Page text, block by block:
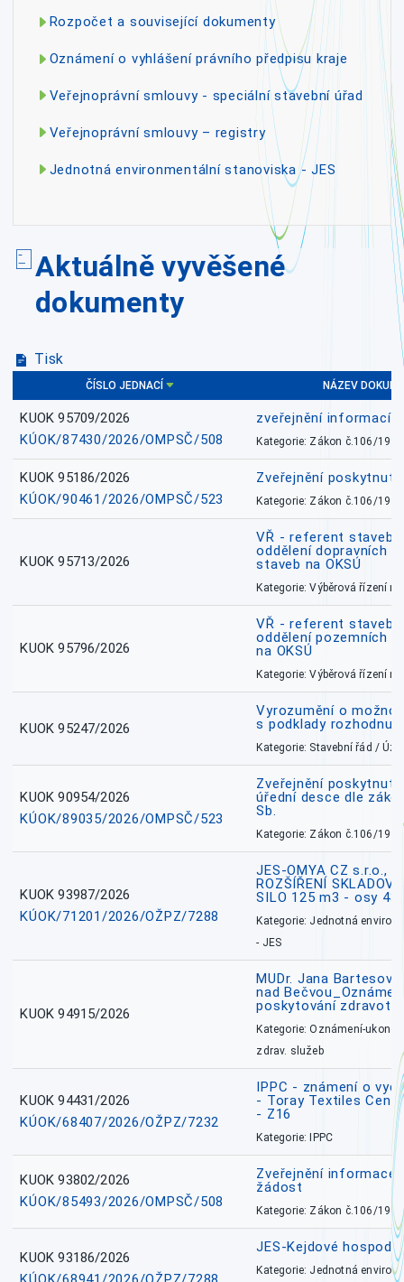
Rozpočet a související dokumenty
Oznámení o vyhlášení právního předpisu kraje
Veřejnoprávní smlouvy - speciální stavební úřad
Veřejnoprávní smlouvy – registry
Jednotná environmentální stanoviska - JES
Aktuálně vyvěšené
dokumenty
Tisk
ČÍSLO JEDNACÍ NÁZEV
KUOK 95709/2026
KÚOK/87430/2026/OMPSČ/508
zveřejnění informací
Kategorie: Zákon č.106/1999
KUOK 95186/2026
KÚOK/90461/2026/OMPSČ/523
Zveřejnění
Kategorie: Zákon č.106/1999
KUOK 95713/2026
VŘ - referent
oddělení dopravních
staveb na OKSÚ
Kategorie: Výběrová řízení
KUOK 95796/2026
VŘ - referent
oddělení pozemních
na OKSÚ
Kategorie: Výběrová řízení
KUOK 95247/2026
Vyrozumění o
s podklady rozhodnutí
Kategorie: Stavební řád /
KUOK 90954/2026
KÚOK/89035/2026/OMPSČ/523
Zveřejnění
úřední desce dle
Sb.
Kategorie: Zákon č.106/1999
KUOK 93987/2026
KÚOK/71201/2026/OŽPZ/7288
JES-OMYA CZ s.r.o.,
ROZŠÍŘENÍ
SILO 125 m3 - osy
Kategorie: Jednotná
- JES
KUOK 94915/2026
MUDr. Jana
nad
poskytování
Kategorie: Oznámení-
zdrav. služeb
KUOK 94431/2026
KÚOK/68407/2026/OŽPZ/7232
IPPC - známení o
- Toray Textiles
- Z16
Kategorie: IPPC
KUOK 93802/2026
KÚOK/85493/2026/OMPSČ/508
Zveřejnění informace
žádost
Kategorie: Zákon č.106/1999
KUOK 93186/2026
JES-Kejdové
Kategorie: Jednotná